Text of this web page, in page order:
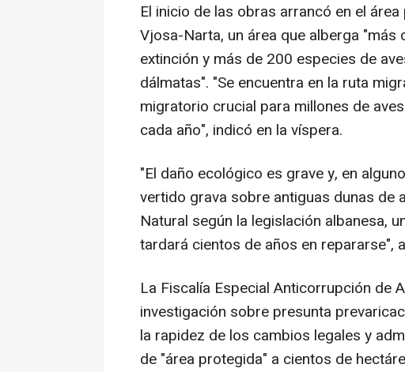
El inicio de las obras arrancó en el
Vjosa-Narta, un área que alberga
extinción y más de 200 especies de
dálmatas". "Se encuentra en la ruta
migratorio crucial para millones de
cada año", indicó en la víspera.
"El daño ecológico es grave y, en
vertido grava sobre antiguas dunas de
Natural según la legislación albanesa,
tardará cientos de años en repararse",
La Fiscalía Especial Anticorrupción de
investigación sobre presunta
la rapidez de los cambios legales y
de "área protegida" a cientos de